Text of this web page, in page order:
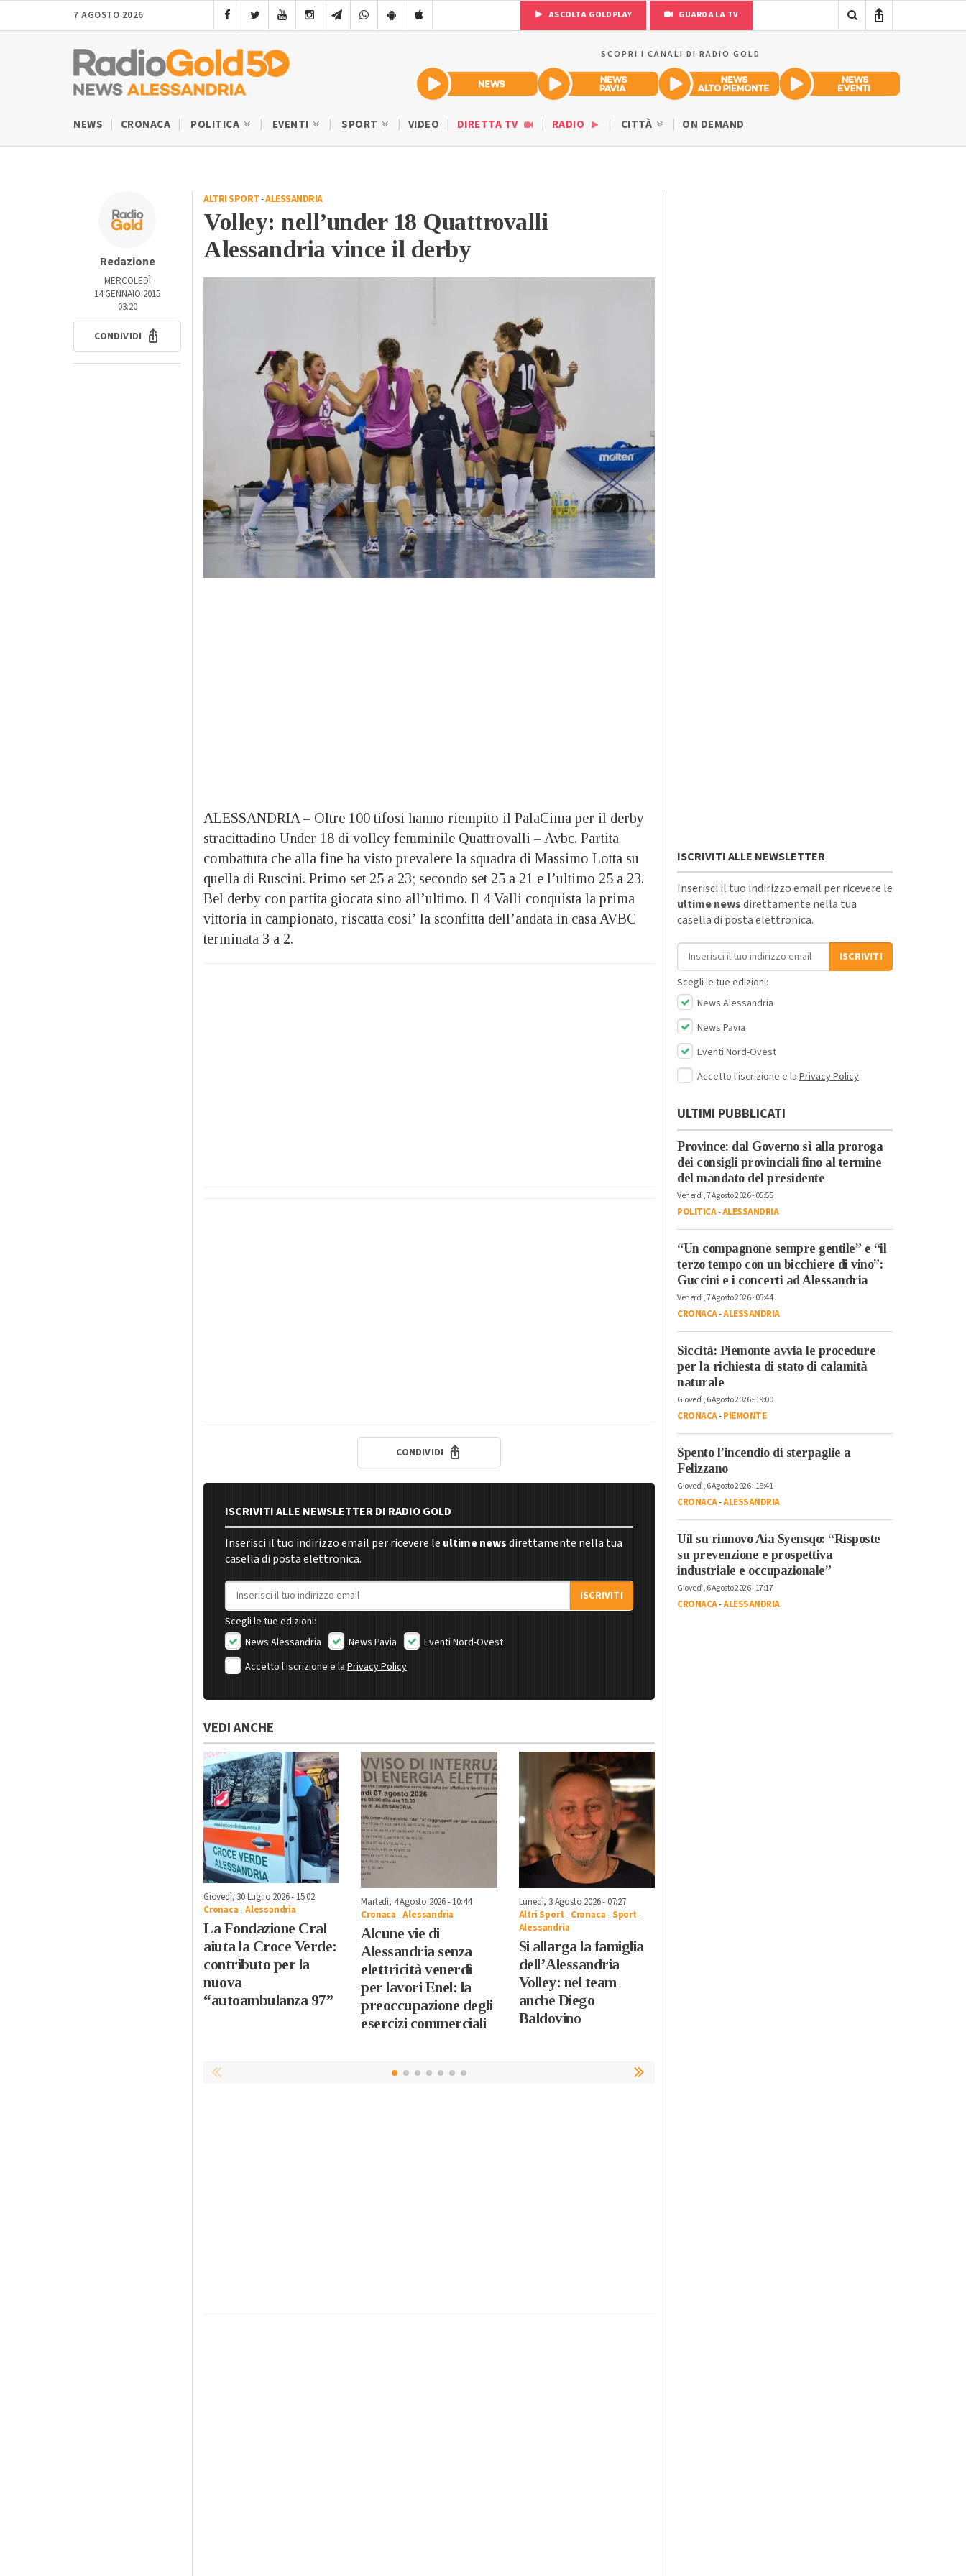
7 AGOSTO 2026 ASCOLTA GOLDPLAY GUARDA LA TV
SCOPRI I CANALI DI RADIO GOLD
NEWS CRONACA POLITICA EVENTI SPORT VIDEO DIRETTA TV RADIO CITTÀ ON DEMAND
Redazione
MERCOLEDÌ
14 GENNAIO 2015
03:20
CONDIVIDI
ALTRI SPORT-ALESSANDRIA
Volley: nell’under 18 Quattrovalli
Alessandria vince il derby
ALESSANDRIA – Oltre 100 tifosi hanno riempito il PalaCima per il derby
stracittadino Under 18 di volley femminile Quattrovalli – Avbc. Partita
combattuta che alla fine ha visto prevalere la squadra di Massimo Lotta su
quella di Ruscini. Primo set 25 a 23; secondo set 25 a 21 e l’ultimo 25 a 23.
Bel derby con partita giocata sino all’ultimo. Il 4 Valli conquista la prima
vittoria in campionato, riscatta cosi’ la sconfitta dell’andata in casa AVBC
terminata 3 a 2.
CONDIVIDI
ISCRIVITI ALLE NEWSLETTER DI RADIO GOLD
Inserisci il tuo indirizzo email per ricevere le ultime newsdirettamente nella tua
casella di posta elettronica.
Indirizzo email
ISCRIVITI
Scegli le tue edizioni:
News Alessandria
News Pavia
Eventi Nord-Ovest
Accetto l'iscrizione e la Privacy Policy
VEDI ANCHE
Giovedì, 30 Luglio 2026 - 15:02
Cronaca-Alessandria
La Fondazione Cral
aiuta la Croce Verde:
contributo per la
nuova
“autoambulanza 97”
Martedì, 4 Agosto 2026 - 10:44
Cronaca -Alessandria
Alcune vie di
Alessandria senza
elettricità venerdì
per lavori Enel: la
preoccupazione degli
esercizi commerciali
Lunedì, 3 Agosto 2026 - 07:27
Altri Sport- Cronaca-Sport -
Alessandria
Si allarga la famiglia
dell’Alessandria
Volley: nel team
anche Diego
Baldovino
ISCRIVITI ALLE NEWSLETTER
Inserisci il tuo indirizzo email per ricevere le
ultime newsdirettamente nella tua
casella di posta elettronica.
Indirizzo email
ISCRIVITI
Scegli le tue edizioni:
News Alessandria
News Pavia
Eventi Nord-Ovest
Accetto l'iscrizione e la Privacy Policy
ULTIMI PUBBLICATI
Province: dal Governo sì alla proroga
dei consigli provinciali fino al termine
del mandato del presidente
Venerdì, 7 Agosto 2026 - 05:55
POLITICA-ALESSANDRIA
“Un compagnone sempre gentile” e “il
terzo tempo con un bicchiere di vino”:
Guccini e i concerti ad Alessandria
Venerdì, 7 Agosto 2026 - 05:44
CRONACA-ALESSANDRIA
Siccità: Piemonte avvia le procedure
per la richiesta di stato di calamità
naturale
Giovedì, 6 Agosto 2026 - 19:00
CRONACA-PIEMONTE
Spento l’incendio di sterpaglie a
Felizzano
Giovedì, 6 Agosto 2026 - 18:41
CRONACA-ALESSANDRIA
Uil su rinnovo Aia Syensqo: “Risposte
su prevenzione e prospettiva
industriale e occupazionale”
Giovedì, 6 Agosto 2026 - 17:17
CRONACA-ALESSANDRIA